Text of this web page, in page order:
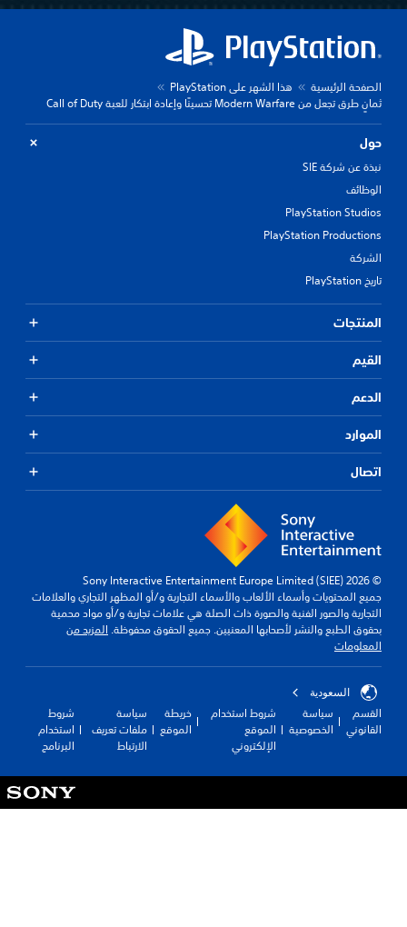
الصفحة الرئيسية
هذا الشهر على PlayStation
ثمانٍ طرق تجعل من Modern Warfare تحسينًا وإعادة ابتكار للعبة Call of Duty
حول
نبذة عن شركة SIE
الوظائف
PlayStation Studios
PlayStation Productions
الشركة
تاريخ PlayStation
المنتجات
القيم
الدعم
الموارد
اتصال
© 2026 Sony Interactive Entertainment Europe Limited (SIEE)
جميع المحتويات وأسماء الألعاب والأسماء التجارية و/أو المظهر التجاري والعلامات
التجارية والصور الفنية والصورة ذات الصلة هي علامات تجارية و/أو مواد محمية
بحقوق الطبع والنشر لأصحابها المعنيين. جميع الحقوق محفوظة.المزيد من
المعلومات
السعودية
القسم
القانوني
سياسة
الخصوصية
شروط استخدام
الموقع
الإلكتروني
خريطة
الموقع
سياسة
ملفات تعريف
الارتباط
شروط
استخدام
البرنامج